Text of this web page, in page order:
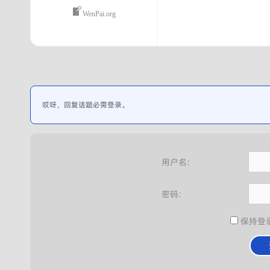
WenPai.org
哎呀，回复话题必需登录。
用户名:
密码:
保持登